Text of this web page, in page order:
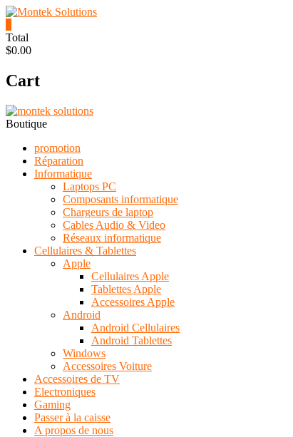
Skip
content
Montek
Solutions
Réparation
vente
|
Ordinateur,
cellulaire
électronique
Total
$0.00
Cart
Boutique
promotion
Réparation
Informatique
Laptops PC
Composants informatique
Chargeurs de laptop
Cables Audio & Video
Réseaux informatique
Cellulaires & Tablettes
Apple
Cellulaires Apple
Tablettes Apple
Accessoires Apple
Android
Android Cellulaires
Android Tablettes
Windows
Accessoires Voiture
Accessoires de TV
Electroniques
Gaming
Passer à la caisse
A propos de nous